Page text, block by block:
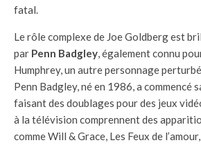
fatal.
Le rôle complexe de Joe Goldberg est
par Penn Badgley, également connu
Humphrey, un autre personnage
Penn Badgley, né en 1986, a commencé
faisant des doublages pour des jeux
à la télévision comprennent des
comme Will & Grace, Les Feux de